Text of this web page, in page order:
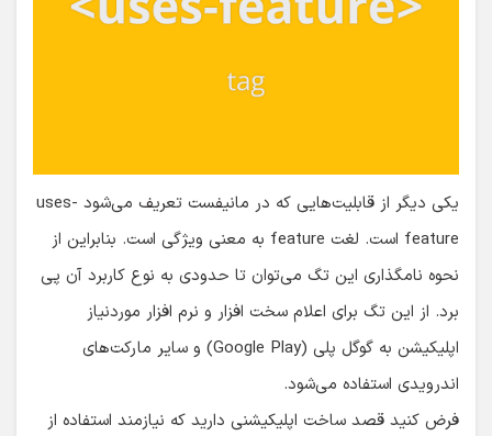
یکی دیگر از قابلیت‌هایی که در مانیفست تعریف می‌شود uses-
feature است. لغت feature به معنی ویژگی است. بنابراین از
نحوه نامگذاری این تگ می‌توان تا حدودی به نوع کاربرد آن پی
برد. از این تگ برای اعلام سخت افزار و نرم افزار موردنیاز
اپلیکیشن به گوگل پلی (Google Play) و سایر مارکت‌های
اندرویدی استفاده می‌شود.
فرض کنید قصد ساخت اپلیکیشنی دارید که نیازمند استفاده از